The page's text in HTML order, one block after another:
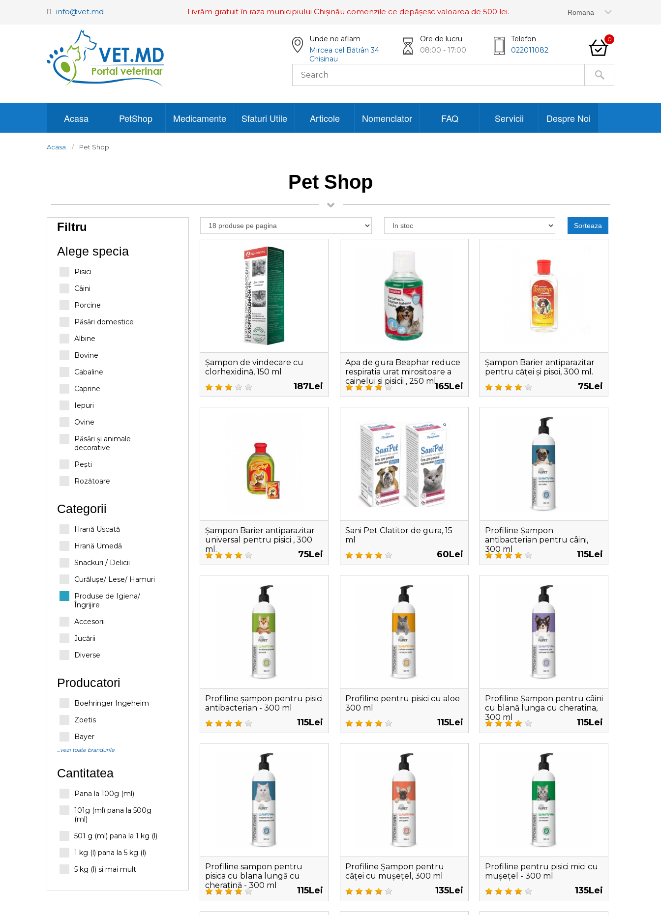
info@vet.md Livrăm gratuit în raza municipiului Chișinău comenzile ce depășesc valoarea de 500 lei.
Unde ne aflam
Mircea cel Bătrân 34
Chisinau
Ore de lucru
08:00 - 17:00
Telefon
022011082
0
Acasa PetShop Medicamente Sfaturi Utile Articole Nomenclator FAQ Servicii Despre Noi
Acasa Pet Shop
Pet Shop
Filtru
Alege specia
Pisici
Câini
Porcine
Păsări domestice
Albine
Bovine
Cabaline
Caprine
Iepuri
Ovine
Păsări și animale
decorative
Pești
Rozătoare
Categorii
Hrană Uscată
Hrană Umedă
Snackuri / Delicii
Curălușe/ Lese/ Hamuri
Produse de Igiena/
Îngrijire
Accesorii
Jucării
Diverse
Producatori
Boehringer Ingeheim
Zoetis
Bayer
...vezi toate brandurile
Cantitatea
Pana la 100g (ml)
101g (ml) pana la 500g
(ml)
501 g (ml) pana la 1 kg (l)
1 kg (l) pana la 5 kg (l)
5 kg (l) si mai mult
Sorteaza
Șampon de vindecare cu
clorhexidină, 150 ml
187Lei
Apa de gura Beaphar reduce
respiratia urat mirositoare a
cainelui si pisicii , 250 ml165Lei
Șampon Barier antiparazitar
pentru căței și pisoi, 300 ml.
75Lei
Șampon Barier antiparazitar
universal pentru pisici , 300
ml.
75Lei
Sani Pet Clatitor de gura, 15
ml
60Lei
Profiline Șampon
antibacterian pentru câini,
300 ml
115Lei
Profiline șampon pentru pisici
antibacterian - 300 ml
115Lei
Profiline pentru pisici cu aloe
300 ml
115Lei
Profiline Șampon pentru câini
cu blană lunga cu cheratina,
300 ml
115Lei
Profiline sampon pentru
pisica cu blana lungă cu
cheratină - 300 ml
115Lei
Profiline Șampon pentru
căței cu mușețel, 300 ml
135Lei
Profiline pentru pisici mici cu
mușețel - 300 ml
135Lei